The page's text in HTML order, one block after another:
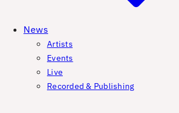
News
Artists
Events
Live
Recorded & Publishing